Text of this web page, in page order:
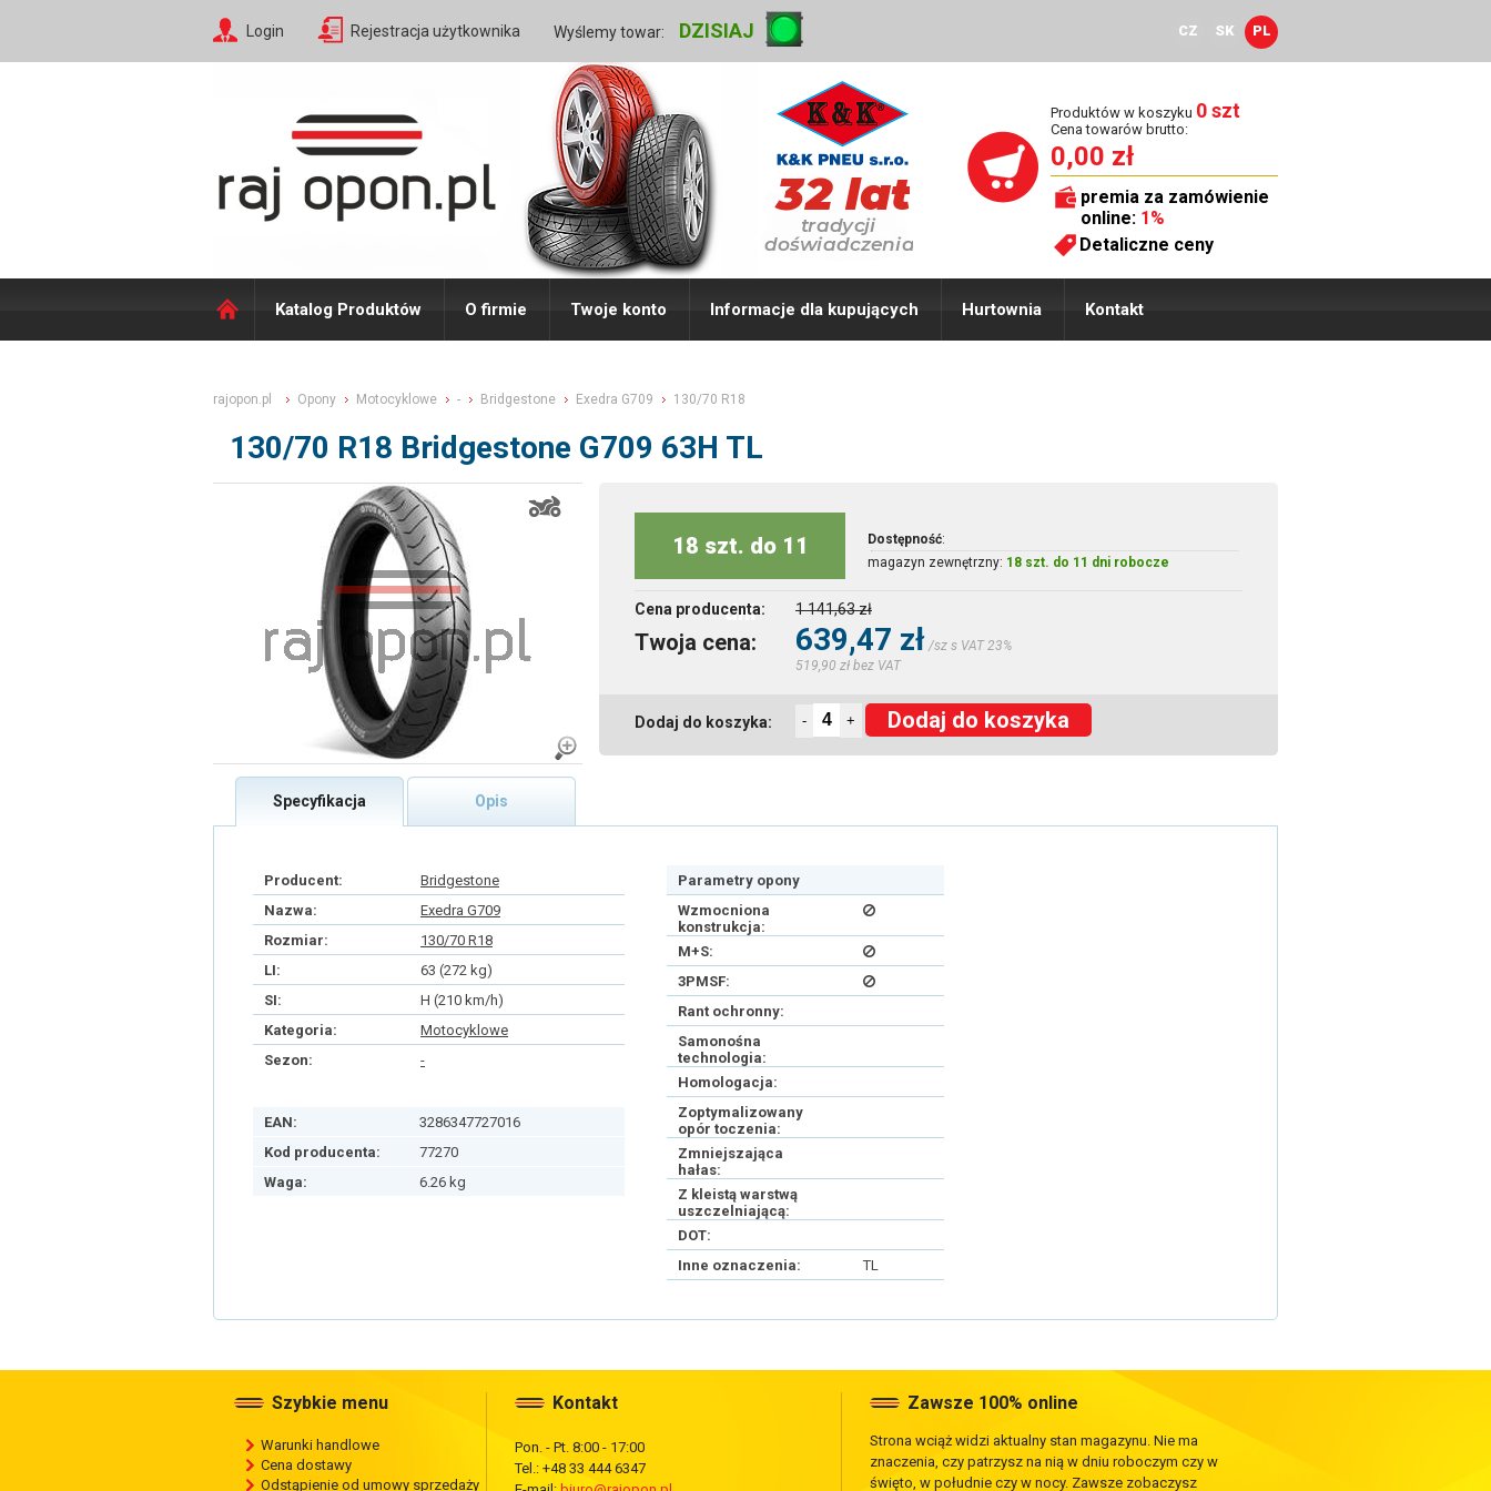
Login Rejestracja użytkownika Wyślemy towar: DZISIAJ CZ SK PL
Produktów w koszyku 0 szt
Cena towarów brutto:
0,00 zł
premia za zamówienie
online: 1%
Detaliczne ceny
Katalog Produktów O firmie Twoje konto Informacje dla kupujących Hurtownia Kontakt
rajopon.pl Opony Motocyklowe - Bridgestone Exedra G709 130/70 R18
130/70 R18 Bridgestone G709 63H TL
18 szt. do 11
dni
Dostępność:
magazyn zewnętrzny: 18 szt. do 11 dni robocze
Cena producenta: 1 141,63 zł
Twoja cena: 639,47 zł /sz s VAT 23%
519,90 zł bez VAT
Dodaj do koszyka: - + Dodaj do koszyka
Specyfikacja Opis
Producent:
Bridgestone
Nazwa:
Exedra G709
Rozmiar:
130/70 R18
LI:
63 (272 kg)
SI:
H (210 km/h)
Kategoria:
Motocyklowe
Sezon:
-
EAN:
3286347727016
Kod producenta:
77270
Waga:
6.26 kg
Parametry opony
Wzmocniona
konstrukcja:
M+S:
3PMSF:
Rant ochronny:
Samonośna
technologia:
Homologacja:
Zoptymalizowany
opór toczenia:
Zmniejszająca
hałas:
Z kleistą warstwą
uszczelniającą:
DOT:
Inne oznaczenia:
TL
Szybkie menu
Warunki handlowe
Cena dostawy
Odstąpienie od umowy sprzedaży
Kontakt
Pon. - Pt. 8:00 - 17:00
Tel.: +48 33 444 6347
Zawsze 100% online
Strona wciąż widzi aktualny stan magazynu. Nie ma
znaczenia, czy patrzysz na nią w dniu roboczym czy w
święto, w południe czy w nocy. Zawsze zobaczysz